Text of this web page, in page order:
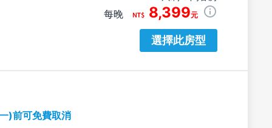
每晚 8,399元
選擇此房型
)前可免費取消